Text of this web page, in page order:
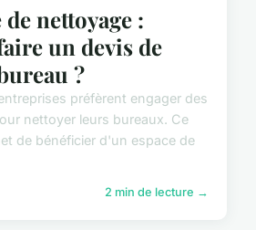
nettoyage :
un devis de
?
préfèrent engager des
nettoyer leurs bureaux. Ce
de bénéficier d'un espace de
2 min de lecture →